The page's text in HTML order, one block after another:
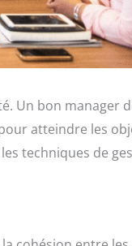
Un bon manager
atteindre les
techniques de